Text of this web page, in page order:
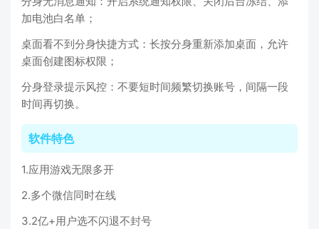
加电池白名单；
桌面看不到分身快捷方式：长按分身重新添加桌面，允许
桌面创建图标权限；
分身登录提示风控：不要短时间频繁切换账号，间隔一段
时间再切换。
软件特色
1.应用游戏无限多开
2.多个微信同时在线
3.2亿+用户选不闪退不封号